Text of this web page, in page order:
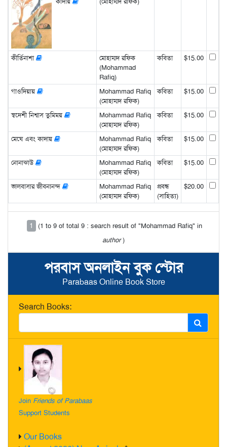
পরবাস অনলাইন বুক স্টোর
Parabaas Online Book Store
Search Books:
Join Friends of Parabaas
Support Students
Our Books
কীর্তিনাশা
মোহাম্মদ রফিক
(Mohammad
Rafiq)
কবিতা $15.00
গাওদিয়ায়
Mohammad Rafiq
(মোহাম্মদ রফিক)
কবিতা $15.00
স্বদেশী নিশ্বাস তুমিময়
Mohammad Rafiq
(মোহাম্মদ রফিক)
কবিতা $15.00
মেঘে এবং কাদায়
Mohammad Rafiq
(মোহাম্মদ রফিক)
কবিতা $15.00
নোনাঝাউ
Mohammad Rafiq
(মোহাম্মদ রফিক)
কবিতা $15.00
ভালবাসার জীবনানন্দ
Mohammad Rafiq
(মোহাম্মদ রফিক)
প্রবন্ধ
(সাহিত্য)
$20.00
1
(1 to 9 of total 9 : search result of "Mohammad Rafiq" in
author)